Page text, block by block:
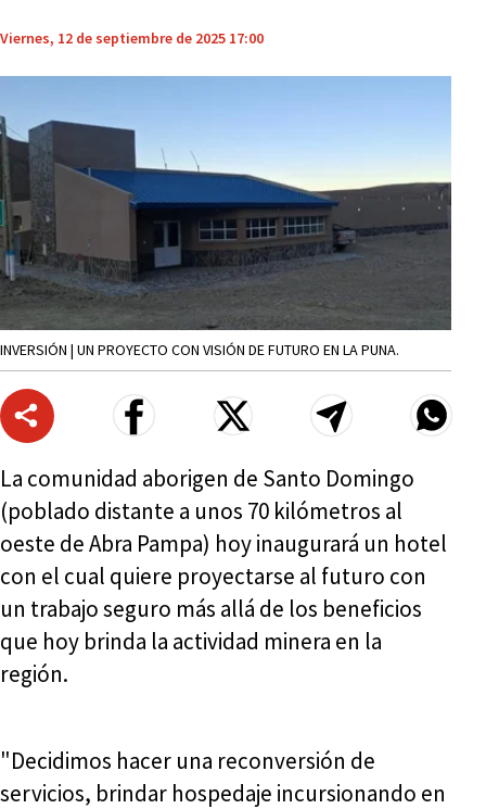
Viernes, 12 de septiembre de 2025 17:00
INVERSIÓN | UN PROYECTO CON VISIÓN DE FUTURO EN LA PUNA.
La comunidad aborigen de Santo Domingo
(poblado distante a unos 70 kilómetros al
oeste de Abra Pampa) hoy inaugurará un hotel
con el cual quiere proyectarse al futuro con
un trabajo seguro más allá de los beneficios
que hoy brinda la actividad minera en la
región.
"Decidimos hacer una reconversión de
servicios, brindar hospedaje incursionando en